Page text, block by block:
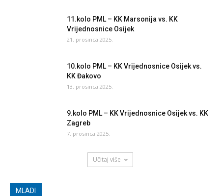
11.kolo PML – KK Marsonija vs. KK
Vrijednosnice Osijek
21. prosinca 2025.
10.kolo PML – KK Vrijednosnice Osijek vs.
KK Đakovo
13. prosinca 2025.
9.kolo PML – KK Vrijednosnice Osijek vs. KK
Zagreb
7. prosinca 2025.
Učitaj više
MLADI